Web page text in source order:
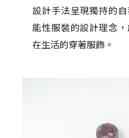
設計手法呈現獨持的
能性服裝的設計理念
在生活的穿著服飾。